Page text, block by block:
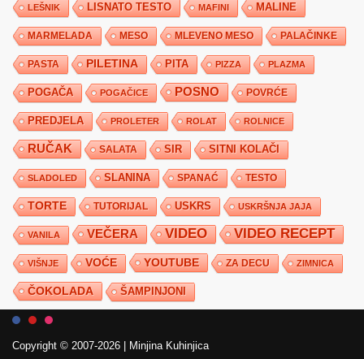
LEŠNIK LISNATO TESTO MAFINI MALINE
MARMELADA MESO MLEVENO MESO PALAČINKE
PASTA PILETINA PITA PIZZA PLAZMA
POGAČA POGAČICE POSNO POVRĆE
PREDJELA PROLETER ROLAT ROLNICE
RUČAK SALATA SIR SITNI KOLAČI
SLADOLED SLANINA SPANAĆ TESTO
TORTE TUTORIJAL USKRS USKRŠNJA JAJA
VANILA VEČERA VIDEO VIDEO RECEPT
VIŠNJE VOĆE YOUTUBE ZA DECU ZIMNICA
ČOKOLADA ŠAMPINJONI
Copyright © 2007-2026 | Minjina Kuhinjica